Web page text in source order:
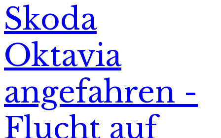
Skoda
Oktavia
angefahren -
Flucht auf